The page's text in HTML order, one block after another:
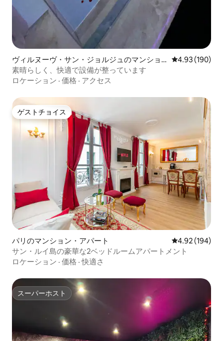
ヴィルヌーヴ・サン・ジョルジュのマンショ
ン・アパート
レビュー190
4.93 (190)
素晴らしく、快適で設備が整っています
ロケーション · 価格 · アクセス
ゲストチョイス
ゲストチョイス
パリのマンション・アパート レビュー194
4.92 (194)
サン・ルイ島の豪華な2ベッドルームアパートメント
ロケーション · 価格 ·快適さ
スーパーホスト
スーパーホスト